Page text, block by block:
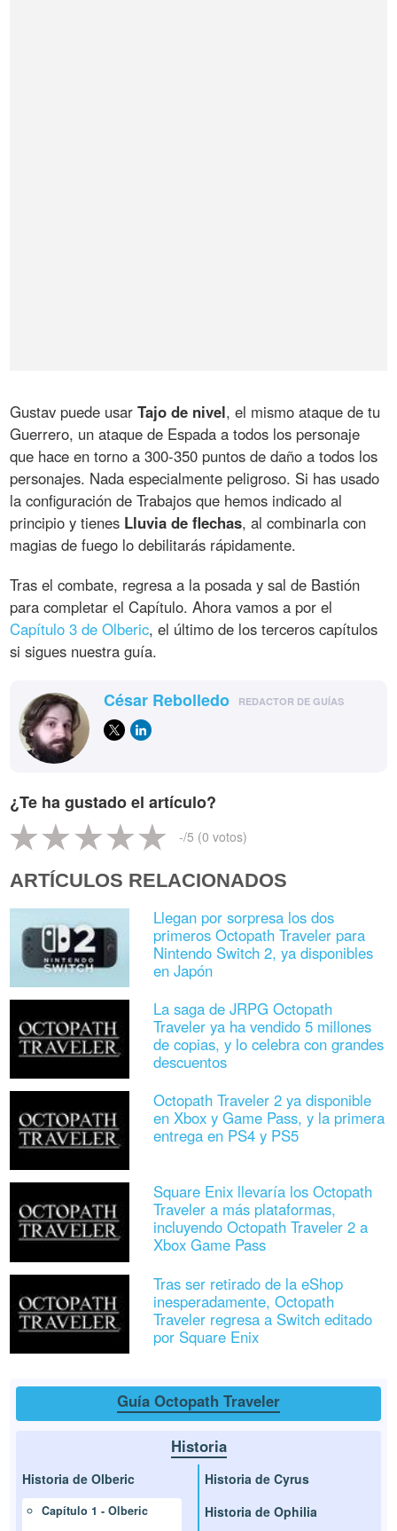
Gustav puede usarTajo de nivel, el mismo ataque de tu
Guerrero, un ataque de Espada a todos los personaje
que hace en torno a 300-350 puntos de daño a todos los
personajes. Nada especialmente peligroso. Si has usado
la configuración de Trabajos que hemos indicado al
principio y tienes Lluvia de flechas, al combinarla con
magias de fuego lo debilitarás rápidamente.
Tras el combate, regresa a la posada y sal de Bastión
para completar el Capítulo. Ahora vamos a por el
Capítulo 3 de Olberic, el último de los terceros capítulos
si sigues nuestra guía.
César Rebolledo REDACTOR DE GUÍAS
¿Te ha gustado el artículo?
-/5 (0 votos)
ARTÍCULOS RELACIONADOS
Llegan por sorpresa los dos
primeros Octopath Traveler para
Nintendo Switch 2, ya disponibles
en Japón
La saga de JRPG Octopath
Traveler ya ha vendido 5 millones
de copias, y lo celebra con grandes
descuentos
Octopath Traveler 2 ya disponible
en Xbox y Game Pass, y la primera
entrega en PS4 y PS5
Square Enix llevaría los Octopath
Traveler a más plataformas,
incluyendo Octopath Traveler 2 a
Xbox Game Pass
Tras ser retirado de la eShop
inesperadamente, Octopath
Traveler regresa a Switch editado
por Square Enix
Guía Octopath Traveler
Historia
Historia de Olberic
Capítulo 1 - Olberic
Historia de Cyrus
Historia de Ophilia